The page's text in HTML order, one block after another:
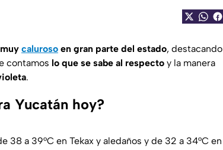
caluroso en gran parte del estado, destacando
contamos lo que se sabe al respecto y la manera
.
Yucatán hoy?
38 a 39°C en Tekax y aledaños y de 32 a 34°C en